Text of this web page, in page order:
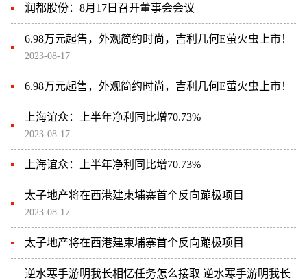
润都股份：8月17日召开董事会会议
6.98万元起售，外观简约时尚，吉利几何E萤火虫上市！
2023-08-17
6.98万元起售，外观简约时尚，吉利几何E萤火虫上市！
上海谊众：上半年净利同比增70.73%
2023-08-17
上海谊众：上半年净利同比增70.73%
太子地产将在西港建柬埔寨首个反向蹦极项目
2023-08-17
太子地产将在西港建柬埔寨首个反向蹦极项目
逆水寒手游明我长相忆任务怎么接取 逆水寒手游明我长